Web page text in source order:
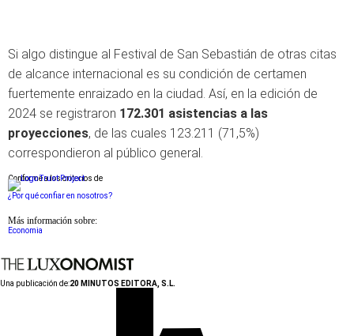
Si algo distingue al Festival de San Sebastián de otras citas
de alcance internacional es su condición de certamen
fuertemente enraizado en la ciudad. Así, en la edición de
2024 se registraron 172.301 asistencias a las
proyecciones, de las cuales 123.211 (71,5%)
correspondieron al público general.
Conforme a los criterios de
¿Por qué confiar en nosotros?
Más información sobre:
Economia
Una publicación de:20 MINUTOS EDITORA, S.L.